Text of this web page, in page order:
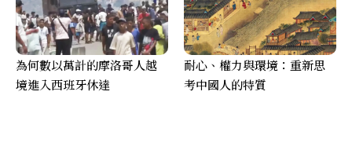
為何數以萬計的摩洛哥人越
境進入西班牙休達
耐心、權力與環境：重新思
考中國人的特質